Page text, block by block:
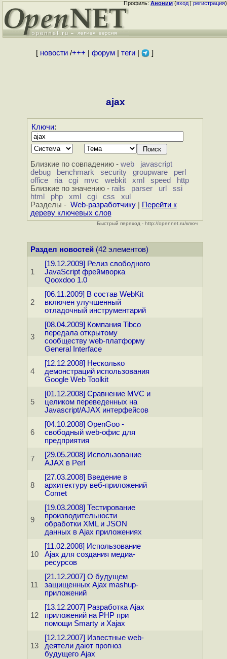
Профиль:Аноним(вход|регистрация)
[ новости/+++ форум| теги| ]
ajax
Ключи:
Близкие по совпадению - web
javascript
debug
benchmark security groupware
perl
office
ria cgi mvc webkit xml speed
http
Близкие по значению - rails parser url
ssi
html
php xml cgi css
xul
Разделы - Web-разработчику|
Перейти к
дереву ключевых слов
Быстрый переход - http://opennet.ru/ключ
Раздел новостей(42 элементов)
1
[19.12.2009] Релиз свободного
JavaScript фреймворка
Qooxdoo 1.0
2
[06.11.2009] В состав WebKit
включен улучшенный
отладочный инструментарий
3
[08.04.2009] Компания Tibco
передала открытому
сообществу web-платформу
General Interface
4
[12.12.2008] Несколько
демонстраций использования
Google Web Toolkit
5
[01.12.2008] Сравнение MVC и
целиком переведенных на
Javascript/AJAX интерфейсов
6
[04.10.2008] OpenGoo -
свободный web-офис для
предприятия
7
[29.05.2008] Использование
AJAX в Perl
8
[27.03.2008] Введение в
архитектуру веб-приложений
Comet
9
[19.03.2008] Тестирование
производительности
обработки XML и JSON
данных в Ajax приложениях
10
[11.02.2008] Использование
Ajax для создания медиа-
ресурсов
11
[21.12.2007] О будущем
защищенных Ajax mashup-
приложений
12
[13.12.2007] Разработка Ajax
приложений на PHP при
помощи Smarty и Xajax
13
[12.12.2007] Известные web-
деятели дают прогноз
будущего Ajax